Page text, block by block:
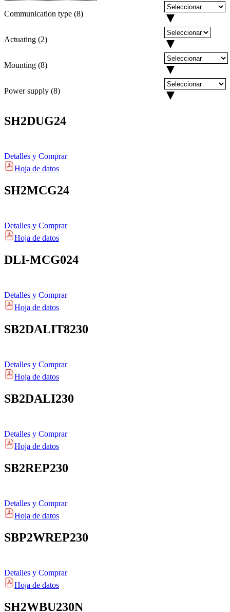
Communication type (8)
Actuating (2)
Mounting (8)
Power supply (8)
SH2DUG24
Detalles y Comprar
Hoja de datos
SH2MCG24
Detalles y Comprar
Hoja de datos
DLI-MCG024
Detalles y Comprar
Hoja de datos
SB2DALIT8230
Detalles y Comprar
Hoja de datos
SB2DALI230
Detalles y Comprar
Hoja de datos
SB2REP230
Detalles y Comprar
Hoja de datos
SBP2WREP230
Detalles y Comprar
Hoja de datos
SH2WBU230N